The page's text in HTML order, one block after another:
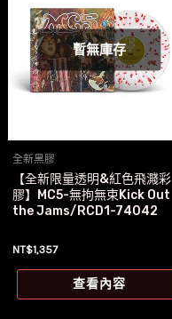
暫無庫存
全新黑膠
【全新限量透明&紅色飛濺彩
膠】MC5-無拘無束Kick Out
the Jams/RCD1-74042
NT$1,357
查看內容